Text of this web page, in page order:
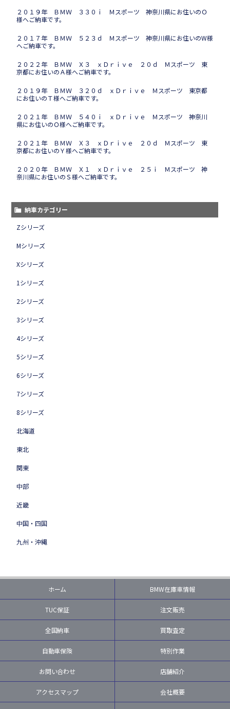
２０１９年 ＢＭＷ ３３０ｉ Ｍスポーツ 神奈川県にお住いのＯ
様へご納車です。
２０１７年 ＢＭＷ ５２３ｄ Ｍスポーツ 神奈川県にお住いのW様
へご納車です。
２０２２年 ＢＭＷ Ｘ３ ｘＤｒｉｖｅ ２０ｄ Ｍスポーツ 東
京都にお住いのＡ様へご納車です。
２０１９年 ＢＭＷ ３２０ｄ ｘＤｒｉｖｅ Ｍスポーツ 東京都
にお住いのＴ様へご納車です。
２０２１年 ＢＭＷ ５４０ｉ ｘＤｒｉｖｅ Ｍスポーツ 神奈川
県にお住いのＯ様へご納車です。
２０２１年 ＢＭＷ Ｘ３ ｘＤｒｉｖｅ ２０ｄ Ｍスポーツ 東
京都にお住いのＹ様へご納車です。
２０２０年 ＢＭＷ Ｘ１ ｘＤｒｉｖｅ ２５ｉ Ｍスポーツ 神
奈川県にお住いのＳ様へご納車です。
納車カテゴリー
Zシリーズ
Mシリーズ
Xシリーズ
1シリーズ
2シリーズ
3シリーズ
4シリーズ
5シリーズ
6シリーズ
7シリーズ
8シリーズ
北海道
東北
関東
中部
近畿
中国・四国
九州・沖縄
ホーム BMW在庫車情報
TUC保証 注文販売
全国納車 買取査定
自動車保険 特別作業
お問い合わせ 店舗紹介
アクセスマップ 会社概要